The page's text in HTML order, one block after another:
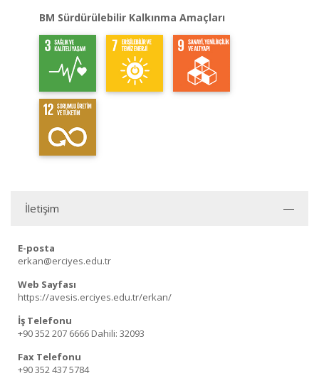
BM Sürdürülebilir Kalkınma Amaçları
İletişim
E-posta
erkan@erciyes.edu.tr
Web Sayfası
https://avesis.erciyes.edu.tr/erkan/
İş Telefonu
+90 352 207 6666 Dahili: 32093
Fax Telefonu
+90 352 437 5784